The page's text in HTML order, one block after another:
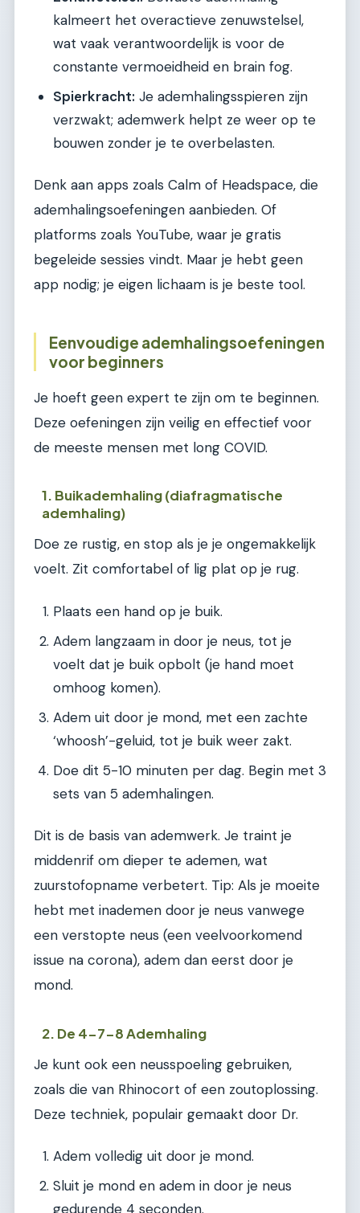
kalmeert het overactieve zenuwstelsel,
wat vaak verantwoordelijk is voor de
constante vermoeidheid en brain fog.
Spierkracht: Je ademhalingsspieren zijn
verzwakt; ademwerk helpt ze weer op te
bouwen zonder je te overbelasten.
Denk aan apps zoals Calm of Headspace, die
ademhalingsoefeningen aanbieden. Of
platforms zoals YouTube, waar je gratis
begeleide sessies vindt. Maar je hebt geen
app nodig; je eigen lichaam is je beste tool.
Eenvoudige ademhalingsoefeningen
voor beginners
Je hoeft geen expert te zijn om te beginnen.
Deze oefeningen zijn veilig en effectief voor
de meeste mensen met long COVID.
1. Buikademhaling (diafragmatische
ademhaling)
Doe ze rustig, en stop als je je ongemakkelijk
voelt. Zit comfortabel of lig plat op je rug.
Plaats een hand op je buik.
Adem langzaam in door je neus, tot je
voelt dat je buik opbolt (je hand moet
omhoog komen).
Adem uit door je mond, met een zachte
‘whoosh’-geluid, tot je buik weer zakt.
Doe dit 5-10 minuten per dag. Begin met 3
sets van 5 ademhalingen.
Dit is de basis van ademwerk. Je traint je
middenrif om dieper te ademen, wat
zuurstofopname verbetert. Tip: Als je moeite
hebt met inademen door je neus vanwege
een verstopte neus (een veelvoorkomend
issue na corona), adem dan eerst door je
mond.
2. De 4-7-8 Ademhaling
Je kunt ook een neusspoeling gebruiken,
zoals die van Rhinocort of een zoutoplossing.
Deze techniek, populair gemaakt door Dr.
Adem volledig uit door je mond.
Sluit je mond en adem in door je neus
gedurende 4 seconden.